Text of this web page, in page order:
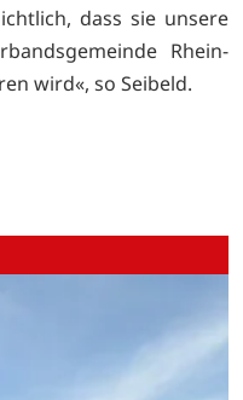
dass sie unsere
Rhein-
wird«, so Seibeld.